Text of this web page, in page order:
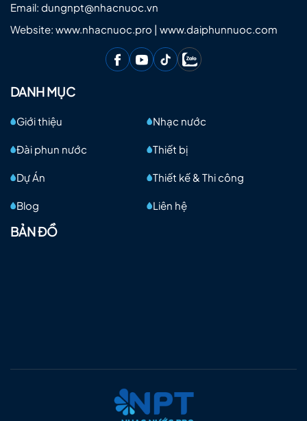
Email: dungnpt@nhacnuoc.vn
Website: www.nhacnuoc.pro | www.daiphunnuoc.com
DANH MỤC
Giới thiệu Nhạc nước
Đài phun nước Thiết bị
Dự Án Thiết kế & Thi công
Blog Liên hệ
BẢN ĐỒ